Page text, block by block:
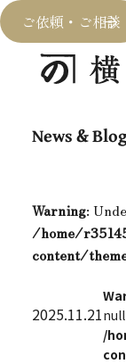
ご依頼・ご相談
News &
Warning:
/home/
content/
2025.11.21
/